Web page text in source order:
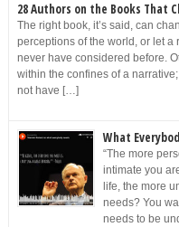
28 Authors on the Books That
The right book, it’s said, can
perceptions of the world, or let a
never have considered before.
within the confines of a
not have […]
What
“The more
intimate you
life, the more
needs? You
needs to be